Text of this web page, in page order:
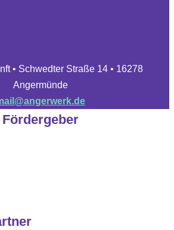
• Schwedter Straße 14 • 16278
Angermünde
Fördergeber